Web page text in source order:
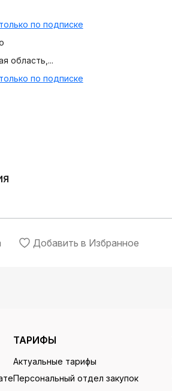
по подписке
область,...
по подписке
Добавить в Избранное
ТАРИФЫ
Актуальные тарифы
Персональный отдел закупок